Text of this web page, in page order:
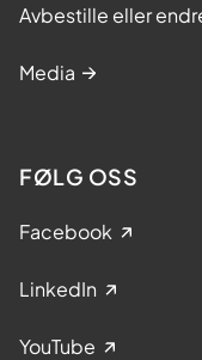
Avbestille eller
Media
FØLG OSS
Facebook
LinkedIn
YouTube